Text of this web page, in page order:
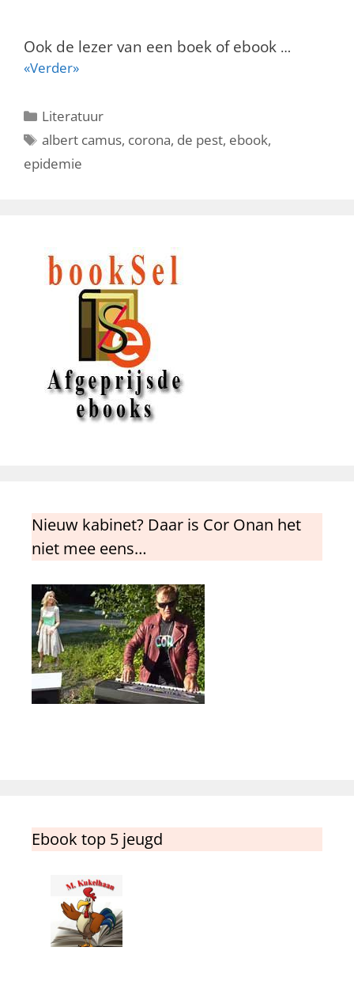
Ook de lezer van een boek of ebook …
«Verder»
Categorieën
Literatuur
Tags
albert camus, corona, de pest, ebook,
epidemie
Nieuw kabinet? Daar is Cor Onan het
niet mee eens…
Ebook top 5 jeugd